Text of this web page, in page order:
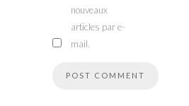
nouveaux
articles par e-
mail.